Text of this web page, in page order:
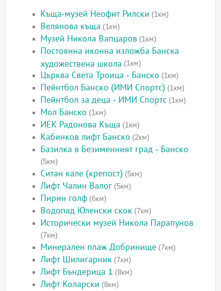
Къща-музей Неофит Рилски (1км)
Велянова къща (1км)
Музей Никола Вапцаров (1км)
Постоянна иконна изложба Банска
художествена школа (1км)
Църква Света Троица - Банско (1км)
Пейнтбол Банско (ИМИ Спортс) (1км)
Пейнтбол за деца - ИМИ Спортс (1км)
Мол Банско (1км)
ИЕК Радонова Къща (1км)
Кабинков лифт Банско (2км)
Базилка в Безименният град - Банско
(5км)
Ситан кале (крепост) (5км)
Лифт Чалин Валог (5км)
Пирин голф (6км)
Водопад Юленски скок (7км)
Исторически музей Никола Парапунов
(7км)
Минерален плаж Добринище (7км)
Лифт Шилигарник (7км)
Лифт Бъндерица 1 (8км)
Лифт Коларски (8км)